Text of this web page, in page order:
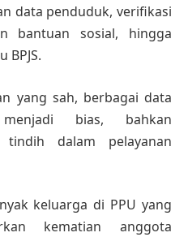
data penduduk, verifikasi
bantuan sosial, hingga
BPJS.
yang sah, berbagai data
bias, bahkan
tindih dalam pelayanan
keluarga di PPU yang
kematian anggota